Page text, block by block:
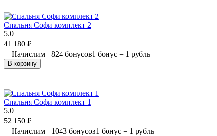
Спальня Софи комплект 2
5.0
41 180 ₽
Начислим +824 бонусов1 бонус = 1 рубль
В корзину
Спальня Софи комплект 1
5.0
52 150 ₽
Начислим +1043 бонусов1 бонус = 1 рубль